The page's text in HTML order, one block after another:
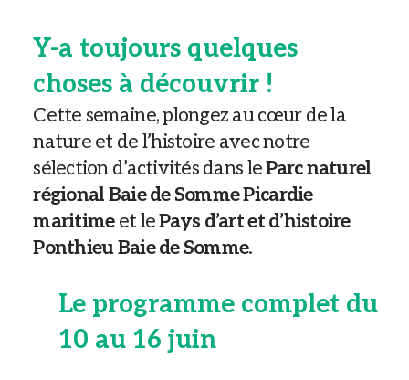
Y-a toujours quelques
choses à découvrir !
Cette semaine, plongez au cœur de la
nature et de l’histoire avec notre
sélection d’activités dans leParc naturel
régional Baie de Somme Picardie
maritimeet lePays d’art et d’histoire
Ponthieu Baie de Somme.
Le programme complet du
10 au 16 juin